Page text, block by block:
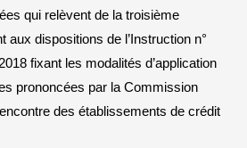
qui relèvent de la troisième
aux dispositions de l’Instruction n°
fixant les modalités d’application
prononcées par la Commission
des établissements de crédit